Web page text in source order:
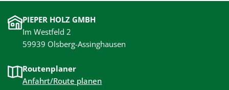
PIEPER HOLZ GMBH
Im Westfeld 2
59939 Olsberg-Assinghausen
Routenplaner
Anfahrt/Route planen